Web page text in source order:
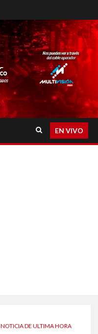
EN VIVO
NOTICIA DE ULTIMA HORA